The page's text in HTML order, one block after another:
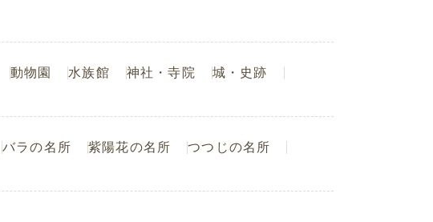
動物園 水族館 神社・寺院
城・史跡
バラの名所 紫陽花の名所
つつじの名所